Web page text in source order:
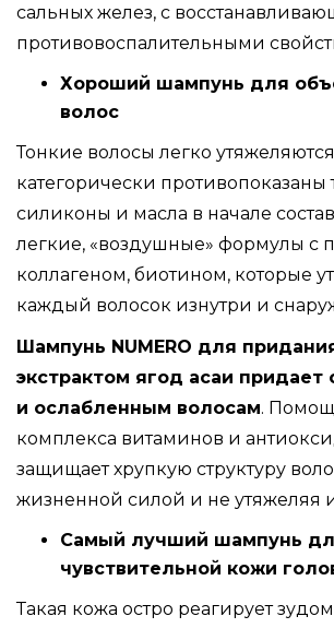
сальных желез, с
противовоспалительными
Хороший шампунь для
волос
Тонкие волосы легко
категорически противопоказаны
силиконы и масла в начале
легкие, «воздушные» формулы с
коллагеном, биотином, которые
каждый волосок изнутри и
Шампунь NUMERO для
экстрактом ягод асаи придает
и ослабленным волосам.
комплекса витаминов и
защищает хрупкую структуру
жизненной силой и не утяжеляя
Самый лучший шампунь
чувствительной кожи
Такая кожа остро реагирует